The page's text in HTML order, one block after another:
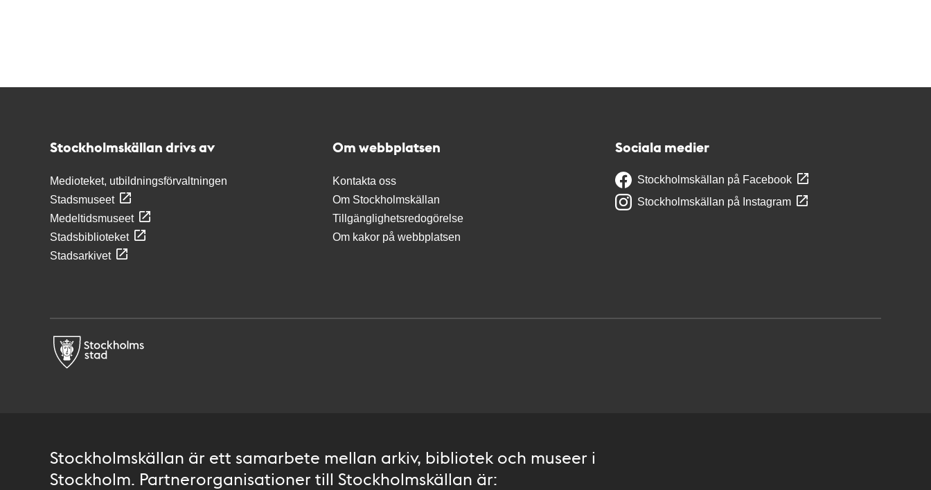
Stockholmskällan drivs av
Medioteket, utbildningsförvaltningen
Stadsmuseet
Medeltidsmuseet
Stadsbiblioteket
Stadsarkivet
Om webbplatsen
Kontakta oss
Om Stockholmskällan
Tillgänglighetsredogörelse
Om kakor på webbplatsen
Sociala medier
Stockholmskällan på Facebook
Stockholmskällan på Instagram
Stockholmskällan är ett samarbete mellan arkiv, bibliotek och museer i
Stockholm. Partnerorganisationer till Stockholmskällan är: